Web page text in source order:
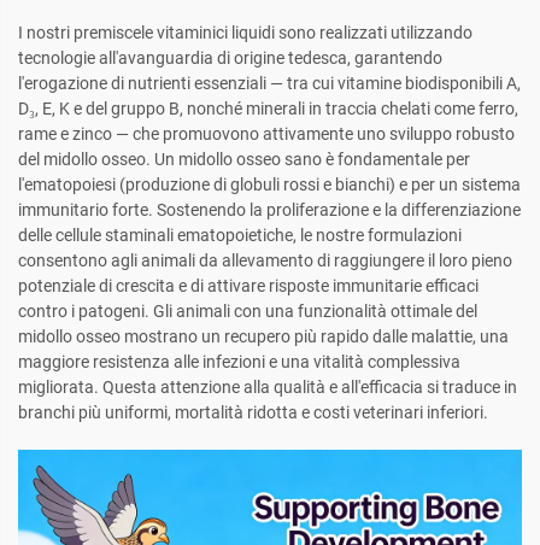
I nostri premiscele vitaminici liquidi sono realizzati utilizzando
tecnologie all'avanguardia di origine tedesca, garantendo
l'erogazione di nutrienti essenziali — tra cui vitamine biodisponibili A,
D₃, E, K e del gruppo B, nonché minerali in traccia chelati come ferro,
rame e zinco — che promuovono attivamente uno sviluppo robusto
del midollo osseo. Un midollo osseo sano è fondamentale per
l'ematopoiesi (produzione di globuli rossi e bianchi) e per un sistema
immunitario forte. Sostenendo la proliferazione e la differenziazione
delle cellule staminali ematopoietiche, le nostre formulazioni
consentono agli animali da allevamento di raggiungere il loro pieno
potenziale di crescita e di attivare risposte immunitarie efficaci
contro i patogeni. Gli animali con una funzionalità ottimale del
midollo osseo mostrano un recupero più rapido dalle malattie, una
maggiore resistenza alle infezioni e una vitalità complessiva
migliorata. Questa attenzione alla qualità e all'efficacia si traduce in
branchi più uniformi, mortalità ridotta e costi veterinari inferiori.